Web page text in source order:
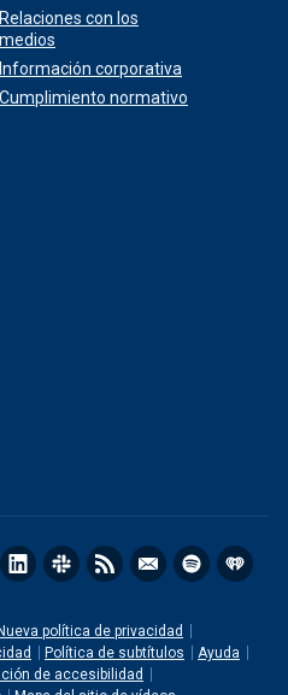
Relaciones con los
medios
Información corporativa
Cumplimiento normativo
política de privacidad
Política de subtítulos
Ayuda
de accesibilidad